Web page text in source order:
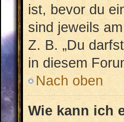
ist, bevor du
sind jeweils
Z. B. „Du
in diesem
Nach oben
Wie kann ich